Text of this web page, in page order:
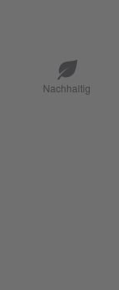
Nachhaltig